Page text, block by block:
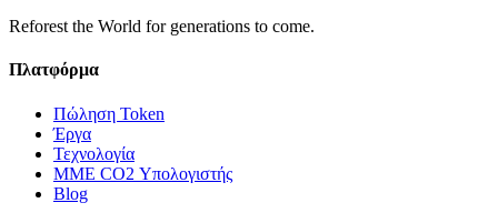
Reforest the World for generations to come.
Πλατφόρμα
Πώληση Token
Έργα
Τεχνολογία
ΜΜΕ CO2 Υπολογιστής
Blog